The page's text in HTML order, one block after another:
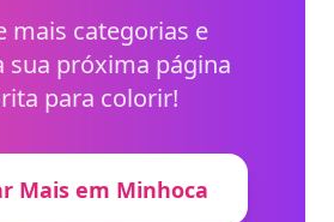
mais categorias e
sua próxima página
para colorir!
Mais em Minhoca